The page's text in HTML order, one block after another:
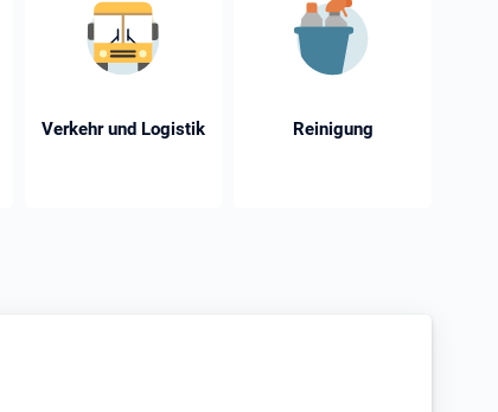
Verkehr und Logistik Reinigung